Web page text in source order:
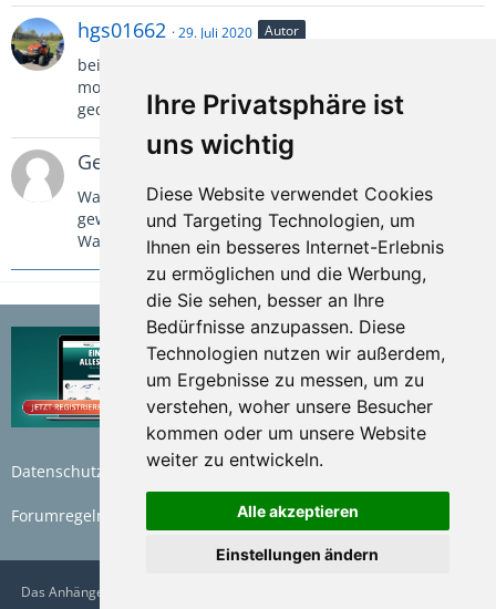
Ihre Privatsphäre ist
uns wichtig
Diese Website verwendet Cookies
und Targeting Technologien, um
Ihnen ein besseres Internet-Erlebnis
zu ermöglichen und die Werbung,
die Sie sehen, besser an Ihre
Bedürfnisse anzupassen. Diese
Technologien nutzen wir außerdem,
um Ergebnisse zu messen, um zu
verstehen, woher unsere Besucher
kommen oder um unsere Website
weiter zu entwickeln.
Alle akzeptieren
Einstellungen ändern
hgs01662 29. Juli 2020 Autor
beim Hersteller gibt es bspw. nur Kurbelstützen. Die
montierten Stützen sind auch erstmal eher für die Not
gedacht, falls der Rasentraktor mal drauf muss.
Gelöschter Nutzer 29. Juli 2020
Warum kauft Ihr solche Stützen, welche nur in
gewissen Stufen arretierten?
Warum nicht stufenlos?
Datenschutzerklärung Nutzungsbedingungen
Forumregeln
Das AnhängerForum.de wird betrieben von der Bünte Marketplace GmbH